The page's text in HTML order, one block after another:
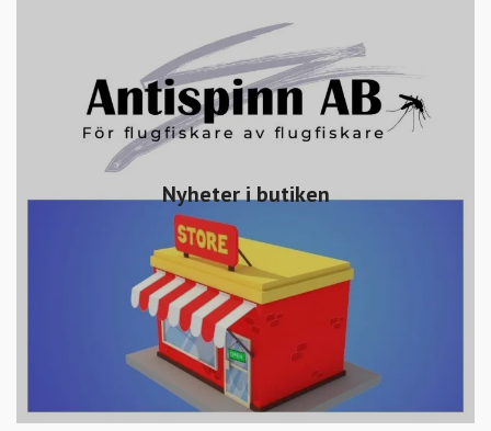
Nyheter i butiken